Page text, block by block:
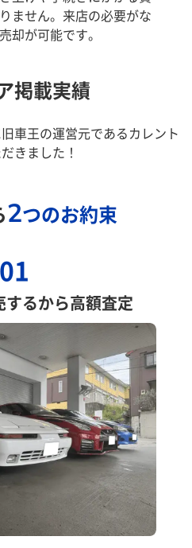
ません。来店の必要がな
却が可能です。
掲載実績
車王の運営元であるカレント
きました！
2つのお約束
01
るから高額査定